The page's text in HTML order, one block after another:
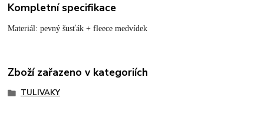
Kompletní specifikace
Materiál: pevný šusťák + fleece medvídek
Zboží zařazeno v kategoriích
TULIVAKY